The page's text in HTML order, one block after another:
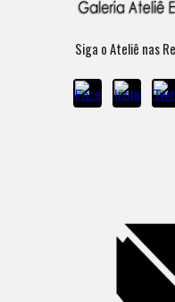
Siga o Ateliê nas